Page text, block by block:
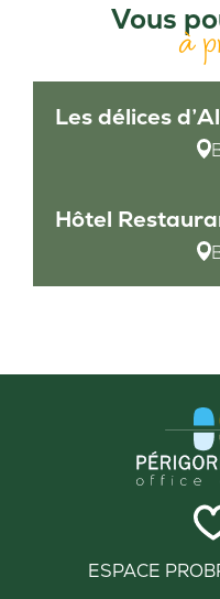
Vousà
Les délices
Hôtel
ESPACE PRO